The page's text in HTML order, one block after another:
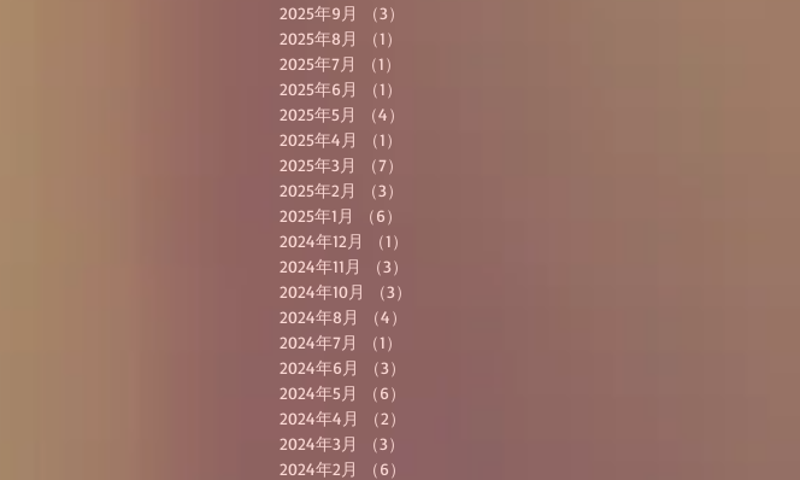
2025年9月
（3）
2025年8月
（1）
2025年7月
（1）
2025年6月
（1）
2025年5月
（4）
2025年4月
（1）
2025年3月
（7）
2025年2月
（3）
2025年1月
（6）
2024年12月
（1）
2024年11月
（3）
2024年10月
（3）
2024年8月
（4）
2024年7月
（1）
2024年6月
（3）
2024年5月
（6）
2024年4月
（2）
2024年3月
（3）
2024年2月
（6）